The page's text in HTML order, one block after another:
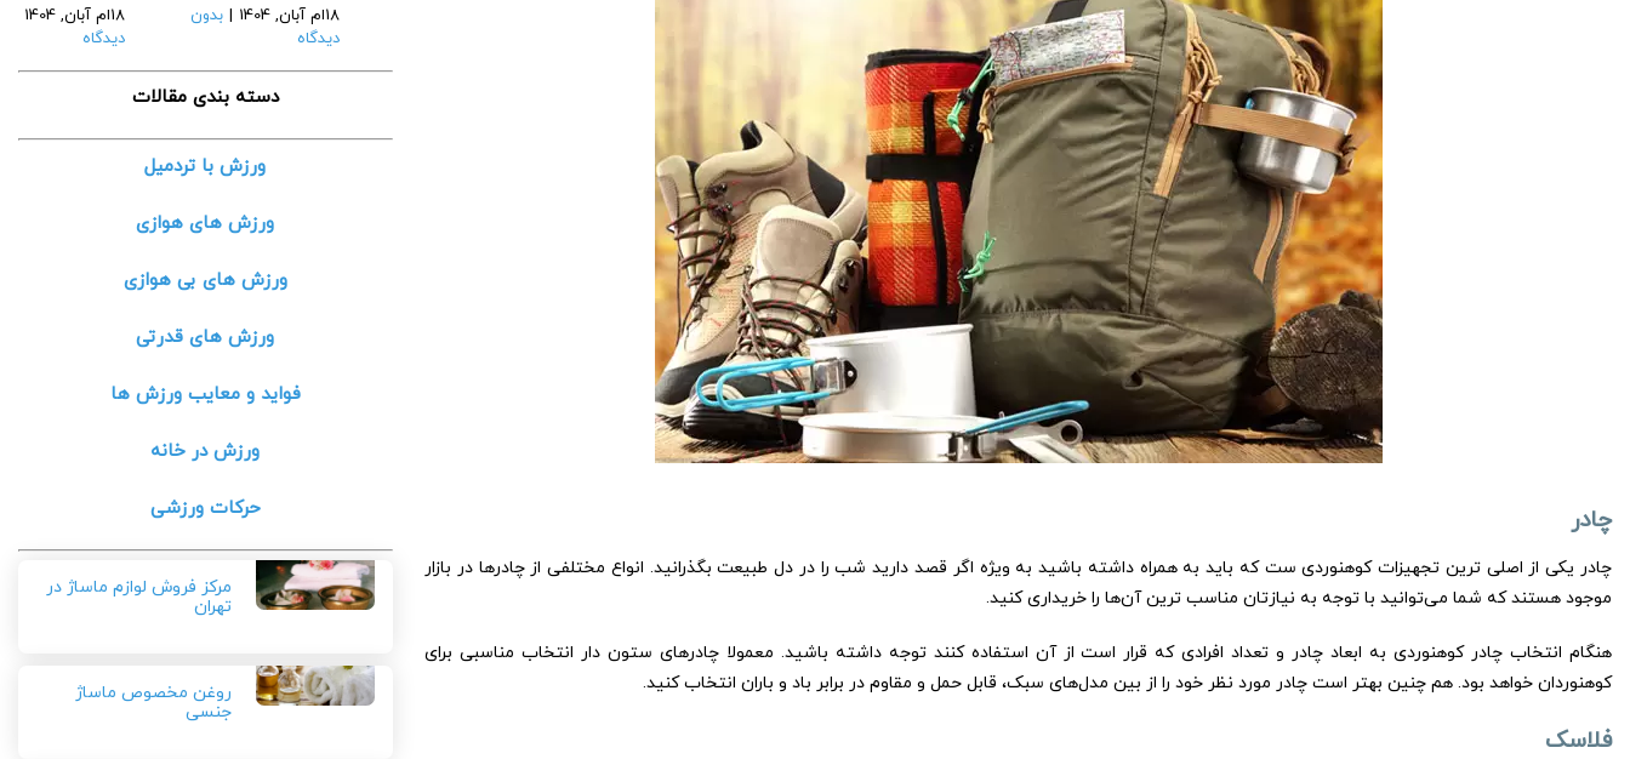
چادر
چادر یکی از اصلی ترین تجهیزات کوهنوردی ست که باید به همراه داشته باشید به ویژه اگر قصد دارید شب را در دل طبیعت بگذرانید. انواع مختلفی از چادرها در بازار
موجود هستند که شما می‌توانید با توجه به نیازتان مناسب ترین آن‌ها را خریداری کنید.
هنگام انتخاب چادر کوهنوردی به ابعاد چادر و تعداد افرادی که قرار است از آن استفاده کنند توجه داشته باشید. معمولا چادرهای ستون دار انتخاب مناسبی برای
کوهنوردان خواهد بود. هم چنین بهتر است چادر مورد نظر خود را از بین مدل‌های سبک، قابل حمل و مقاوم در برابر باد و باران انتخاب کنید.
فلاسک
18ام آبان, 1404 | بدون
دیدگاه
18ام آبان, 1404
دیدگاه
دسته بندی مقالات
ورزش با تردمیل
ورزش های هوازی
ورزش های بی هوازی
ورزش های قدرتی
فواید و معایب ورزش ها
ورزش در خانه
حرکات ورزشی
مرکز فروش لوازم ماساژ در
تهران
روغن مخصوص ماساژ
جنسی